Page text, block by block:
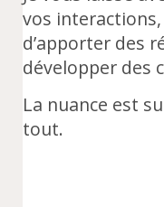
vos
d’apporter des
développer des
La nuance est
tout.